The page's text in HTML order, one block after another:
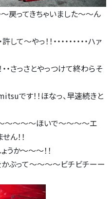
戻ってきちゃいました～～ん
て～やっ！！・・・・・・・・・ハァ
・さっさとやっつけて終わらそ
です！！ほなっ、早速続きと
～～～～ほいで～～～～エ
ん！！
か～～～！！
かぶって～～～～ビチビチーー